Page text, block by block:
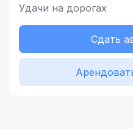
Удачи на дорогах
Сдать